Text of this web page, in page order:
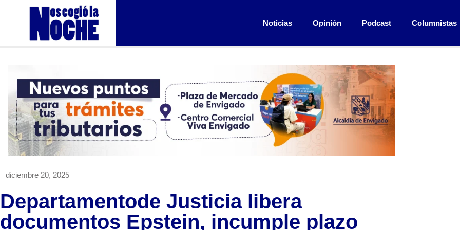
Noticias Opinión Podcast Columnistas
diciembre 20, 2025
Departamentode Justicia libera
documentos Epstein, incumple plazo